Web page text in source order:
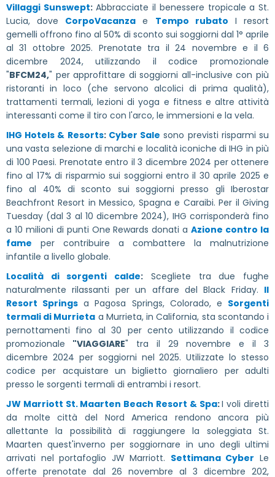
Villaggi Sunswept:Abbracciate il benessere tropicale a St.
Lucia, dove CorpoVacanza e Tempo rubato I resort
gemelli offrono fino al 50% di sconto sui soggiorni dal 1° aprile
al 31 ottobre 2025. Prenotate tra il 24 novembre e il 6
dicembre 2024, utilizzando il codice promozionale
"BFCM24," per approfittare di soggiorni all-inclusive con più
ristoranti in loco (che servono alcolici di prima qualità),
trattamenti termali, lezioni di yoga e fitness e altre attività
interessanti come il tiro con l'arco, le immersioni e la vela.
IHG Hotels & Resorts: Cyber Sale sono previsti risparmi su
una vasta selezione di marchi e località iconiche di IHG in più
di 100 Paesi. Prenotate entro il 3 dicembre 2024 per ottenere
fino al 17% di risparmio sui soggiorni entro il 30 aprile 2025 e
fino al 40% di sconto sui soggiorni presso gli Iberostar
Beachfront Resort in Messico, Spagna e Caraibi. Per il Giving
Tuesday (dal 3 al 10 dicembre 2024), IHG corrisponderà fino
a 10 milioni di punti One Rewards donati aAzione contro la
fame per contribuire a combattere la malnutrizione
infantile a livello globale.
Località di sorgenti calde: Scegliete tra due fughe
naturalmente rilassanti per un affare del Black Friday. Il
Resort Springs a Pagosa Springs, Colorado, e Sorgenti
termali di Murrieta a Murrieta, in California, sta scontando i
pernottamenti fino al 30 per cento utilizzando il codice
promozionale "VIAGGIARE" tra il 29 novembre e il 3
dicembre 2024 per soggiorni nel 2025. Utilizzate lo stesso
codice per acquistare un biglietto giornaliero per adulti
presso le sorgenti termali di entrambi i resort.
JW Marriott St. Maarten Beach Resort & Spa:I voli diretti
da molte città del Nord America rendono ancora più
allettante la possibilità di raggiungere la soleggiata St.
Maarten quest'inverno per soggiornare in uno degli ultimi
arrivati nel portafoglio JW Marriott. Settimana Cyber Le
offerte prenotate dal 26 novembre al 3 dicembre 202,